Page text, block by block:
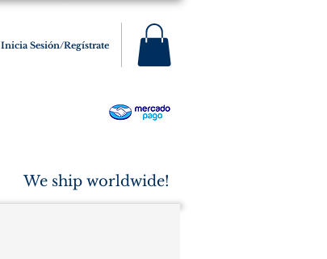
Inicia Sesión/Regístrate
We ship worldwide!